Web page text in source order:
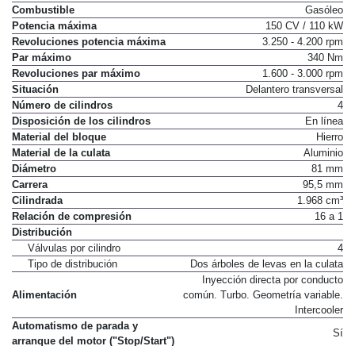
Propósito
Impulsar el vehículo
Combustible
Gasóleo
Potencia máxima
150 CV / 110 kW
Revoluciones potencia máxima
3.250 - 4.200 rpm
Par máximo
340 Nm
Revoluciones par máximo
1.600 - 3.000 rpm
Situación
Delantero transversal
Número de cilindros
4
Disposición de los cilindros
En línea
Material del bloque
Hierro
Material de la culata
Aluminio
Diámetro
81 mm
Carrera
95,5 mm
Cilindrada
1.968 cm³
Relación de compresión
Distribución
Válvulas por cilindro
4
Dos árboles de levas en la culata
Inyección directa por conducto
común. Turbo. Geometría variable.
Automatismo de parada y